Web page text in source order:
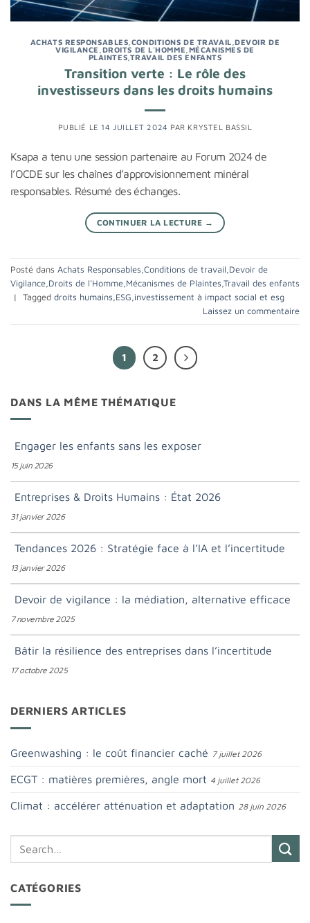
ACHATS RESPONSABLES CONDITIONS DE TRAVAIL ,DEVOIR DE
VIGILANCE DROITS DE L'HOMME MÉCANISMES DE
PLAINTES TRAVAIL DES ENFANTS
Transition verte : Le rôle des
investisseurs dans les droits humains
PUBLIÉ LE 14 JUILLET 2024 PAR KRYSTEL BASSIL
Ksapa a tenu une session partenaire au Forum 2024 de
l’OCDE sur les chaînes d’approvisionnement minéral
responsables. Résumé des échanges.
CONTINUER LA LECTURE →
Posté dans Achats Responsables,Conditions de travail,Devoir de
Vigilance,Droits de l'Homme,Mécanismes de Plaintes,Travail des enfants
|
Tagged droits humains,ESG,investissement à impact social et esg
Laissez un commentaire
1 2
DANS LA MÊME THÉMATIQUE
Engager les enfants sans les exposer
15 juin 2026
Entreprises & Droits Humains : État 2026
31 janvier 2026
Tendances 2026 : Stratégie face à l’IA et l’incertitude
13 janvier 2026
Devoir de vigilance : la médiation, alternative efficace
7 novembre 2025
Bâtir la résilience des entreprises dans l’incertitude
17 octobre 2025
DERNIERS ARTICLES
Greenwashing : le coût financier caché 7 juillet 2026
ECGT : matières premières, angle mort 4 juillet 2026
Climat : accélérer atténuation et adaptation 28 juin 2026
CATÉGORIES